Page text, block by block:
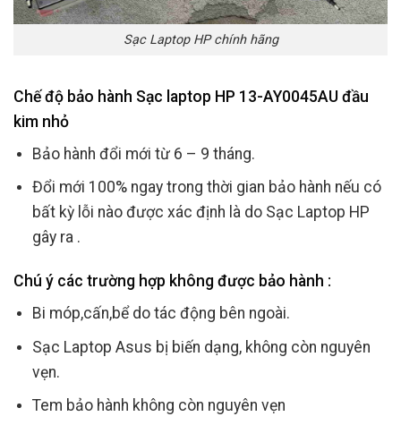
Sạc Laptop HP chính hãng
Chế độ bảo hành Sạc laptop HP 13-AY0045AU đầu
kim nhỏ
Bảo hành đổi mới từ 6 – 9 tháng.
Đổi mới 100% ngay trong thời gian bảo hành nếu có
bất kỳ lỗi nào được xác định là do Sạc Laptop HP
gây ra .
Chú ý các trường hợp không được bảo hành :
Bi móp,cấn,bể do tác động bên ngoài.
Sạc Laptop Asus bị biến dạng, không còn nguyên
vẹn.
Tem bảo hành không còn nguyên vẹn